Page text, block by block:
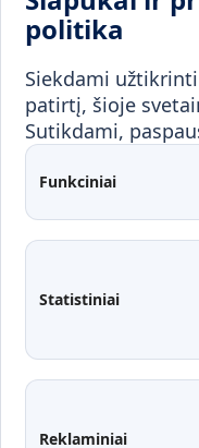
politika
Siekdami
patirtį, šioje
Sutikdami,
Funkciniai
Statistiniai
Reklaminiai
Mokykloms
Visuomenei ir
Mokymai ir
Partnerystės
Kontaktai
Administracija
Fakultetai
Moodle
EDINA